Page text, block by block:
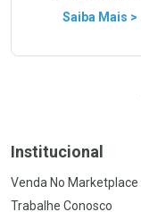
Saiba Mais >
Institucional
Venda No Marketplace
Trabalhe Conosco